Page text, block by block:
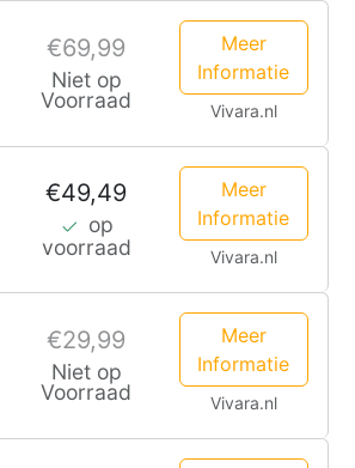
€69,99
Niet op
Voorraad
Meer
Informatie
Vivara.nl
€49,49
op
voorraad
Meer
Informatie
Vivara.nl
€29,99
Niet op
Voorraad
Meer
Informatie
Vivara.nl